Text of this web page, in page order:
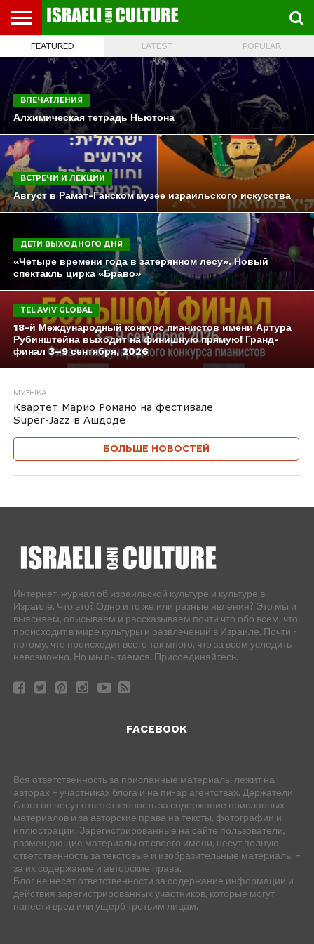
ВЫСТАВКИ
МУЗЕИ
СТРАНА
ФЕСТИВАЛЕЙ
ТЕАТР
КНИГИ.
ТЕКСТЫ
МУЗЫКА
РЕЛИГИЯ/
ИСТОРИЯ
ДВИЖЕНИЕ
ДЕТИ
ВЫХОДНОГО
ДНЯ
МАРШРУТЫ
ПРОГУЛЬЩИКА
ВИДЕО-
РЕЧИ
ВПЕЧАТЛЕНИЯ
ВСТРЕЧИ
И
ЛЕКЦИИ
ИНТЕРВЬЮ
КИНО
TEL
AVIV
GLOBAL
FEATURED LATEST POPULAR
ВПЕЧАТЛЕНИЯ
Алхимическая тетрадь Ньютона
ВСТРЕЧИ И ЛЕКЦИИ
Август в Рамат-Ганском музее израильского искусства
ДЕТИ ВЫХОДНОГО ДНЯ
«Четыре времени года в затерянном лесу». Новый
спектакль цирка «Браво»
TEL AVIV GLOBAL
18-й Международный конкурс пианистов имени Артура
Рубинштейна выходит на финишную прямую! Гранд-
финал 3–9 сентября, 2026
МУЗЫКА
Квартет Марио Романо на фестивале
Super-Jazz в Ашдоде
БОЛЬШЕ НОВОСТЕЙ
Интернет-журнал об израильской культуре и культуре в
Израиле. Что это? Одно и то же или разные явления? Это мы и
выясняем, описываем и рассказываем почти что обо всем, что
происходит в мире культуры и развлечений в Израиле. Почти -
потому, что происходит всего так много, что за всем уследить
невозможно. Но мы пытаемся. Присоединяйтесь.
FACEBOOK
Вся ответственность за присланные материалы лежит на
авторах – участниках блога и на пи-ар агентствах. Держатели
блога не несут ответственность за содержание присланных
материалов и за авторские права на тексты, фотографии и
иллюстрации. Зарегистрированные на сайте пользователи,
размещающие материалы от своего имени, несут полную
ответственность за текстовые и изобразительные материалы –
за их содержание и авторские права.
Блог не несет ответственности за содержание информации и
действия зарегистрированных участников, которые могут
нанести вред или ущерб третьим лицам.